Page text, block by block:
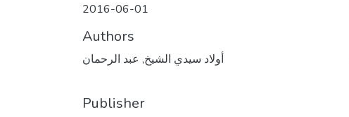
2016-06-01
Authors
أولاد سيدي الشيخ, عبد الرحمان
Publisher